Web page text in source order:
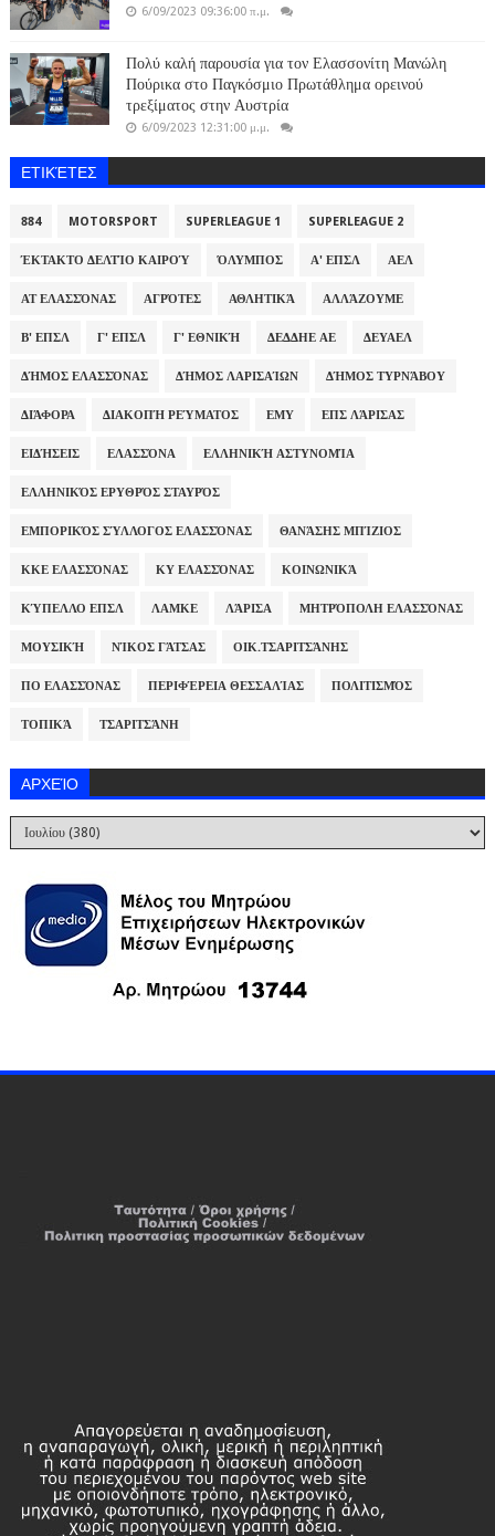
6/09/2023 09:36:00 π.μ.
Πολύ καλή παρουσία για τον Ελασσονίτη Μανώλη
Πούρικα στο Παγκόσμιο Πρωτάθλημα ορεινού
τρεξίματος στην Αυστρία
6/09/2023 12:31:00 μ.μ.
ΕΤΙΚΈΤΕΣ
884 MOTORSPORT SUPERLEAGUE 1 SUPERLEAGUE 2
ΈΚΤΑΚΤΟ ΔΕΛΤΊΟ ΚΑΙΡΟΎ ΌΛΥΜΠΟΣ Α' ΕΠΣΛ ΑΕΛ
ΑΤ ΕΛΑΣΣΌΝΑΣ ΑΓΡΌΤΕΣ ΑΘΛΗΤΙΚΆ ΑΛΛΆΖΟΥΜΕ
Β' ΕΠΣΛ Γ' ΕΠΣΛ Γ' ΕΘΝΙΚΉ ΔΕΔΔΗΕ ΑΕ ΔΕΥΑΕΛ
ΔΉΜΟΣ ΕΛΑΣΣΌΝΑΣ ΔΉΜΟΣ ΛΑΡΙΣΑΊΩΝ ΔΉΜΟΣ ΤΥΡΝΆΒΟΥ
ΔΙΆΦΟΡΑ ΔΙΑΚΟΠΉ ΡΕΎΜΑΤΟΣ ΕΜΥ ΕΠΣ ΛΆΡΙΣΑΣ
ΕΙΔΉΣΕΙΣ ΕΛΑΣΣΌΝΑ ΕΛΛΗΝΙΚΉ ΑΣΤΥΝΟΜΊΑ
ΕΛΛΗΝΙΚΌΣ ΕΡΥΘΡΌΣ ΣΤΑΥΡΌΣ
ΕΜΠΟΡΙΚΌΣ ΣΎΛΛΟΓΟΣ ΕΛΑΣΣΌΝΑΣ ΘΑΝΆΣΗΣ ΜΠΊΖΙΟΣ
ΚΚΕ ΕΛΑΣΣΌΝΑΣ ΚΥ ΕΛΑΣΣΌΝΑΣ ΚΟΙΝΩΝΙΚΆ
ΚΎΠΕΛΛΟ ΕΠΣΛ ΛΑΜΚΕ ΛΆΡΙΣΑ ΜΗΤΡΌΠΟΛΗ ΕΛΑΣΣΌΝΑΣ
ΜΟΥΣΙΚΉ ΝΊΚΟΣ ΓΆΤΣΑΣ ΟΙΚ.ΤΣΑΡΙΤΣΆΝΗΣ
ΠΟ ΕΛΑΣΣΌΝΑΣ ΠΕΡΙΦΈΡΕΙΑ ΘΕΣΣΑΛΊΑΣ ΠΟΛΙΤΙΣΜΌΣ
ΤΟΠΙΚΆ ΤΣΑΡΙΤΣΆΝΗ
ΑΡΧΕΊΟ